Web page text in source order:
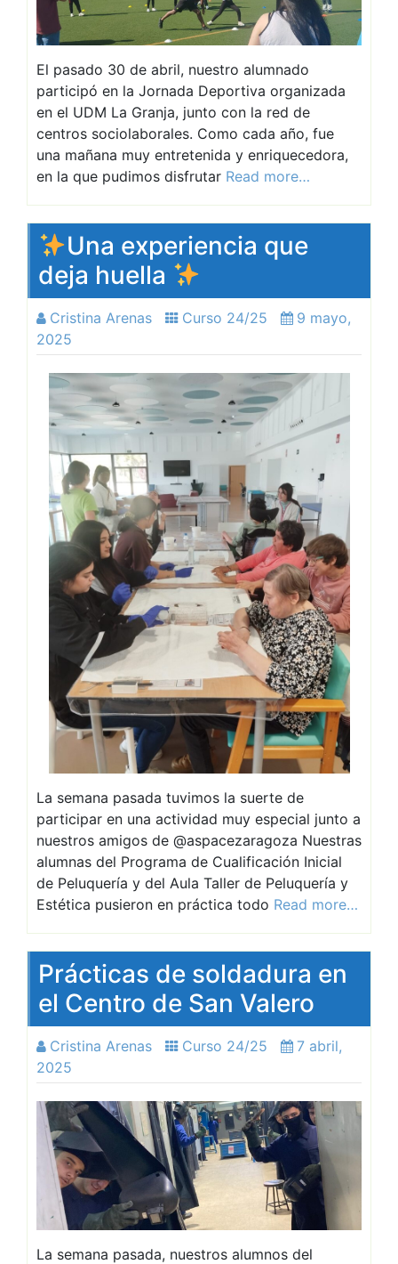
El pasado 30 de abril, nuestro alumnado
participó en la Jornada Deportiva organizada
en el UDM La Granja, junto con la red de
centros sociolaborales. Como cada año, fue
una mañana muy entretenida y enriquecedora,
en la que pudimos disfrutar Read more…
Una experiencia que
deja huella
Cristina Arenas Curso 24/25
9 mayo,
2025
La semana pasada tuvimos la suerte de
participar en una actividad muy especial junto a
nuestros amigos de @aspacezaragoza Nuestras
alumnas del Programa de Cualificación Inicial
de Peluquería y del Aula Taller de Peluquería y
Estética pusieron en práctica todo Read more…
Prácticas de soldadura en
el Centro de San Valero
Cristina Arenas Curso 24/25
7 abril,
2025
La semana pasada, nuestros alumnos del